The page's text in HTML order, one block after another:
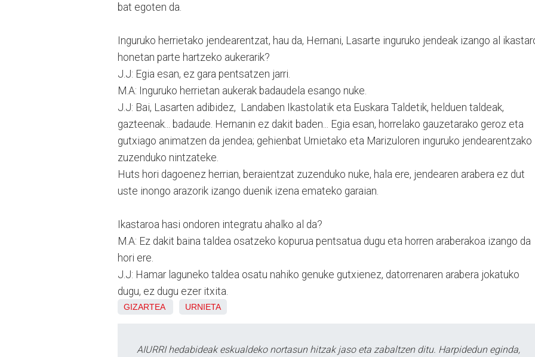
bat egoten da.
Inguruko herrietako jendearentzat, hau da, Hernani, Lasarte inguruko jendeak izango al
honetan parte hartzeko aukerarik?
J.J: Egia esan, ez gara pentsatzen jarri.
M.A: Inguruko herrietan aukerak badaudela esango nuke.
J.J: Bai, Lasarten adibidez, Landaben Ikastolatik eta Euskara Taldetik, helduen taldeak,
gazteenak... badaude. Hernanin ez dakit baden... Egia esan, horrelako gauzetarako geroz eta
gutxiago animatzen da jendea; gehienbat Urnietako eta Marizuloren inguruko jendearentzako
zuzenduko nintzateke.
Huts hori dagoenez herrian, beraientzat zuzenduko nuke, hala ere, jendearen arabera ez dut
uste inongo arazorik izango duenik izena emateko garaian.
Ikastaroa hasi ondoren integratu ahalko al da?
M.A: Ez dakit baina taldea osatzeko kopurua pentsatua dugu eta horren araberakoa izango da
hori ere.
J.J: Hamar laguneko taldea osatu nahiko genuke gutxienez, datorrenaren arabera jokatuko
dugu, ez dugu ezer itxita.
GIZARTEA URNIETA
AIURRI hedabideak eskualdeko nortasun hitzak jaso eta zabaltzen ditu. Harpidedun eginda,